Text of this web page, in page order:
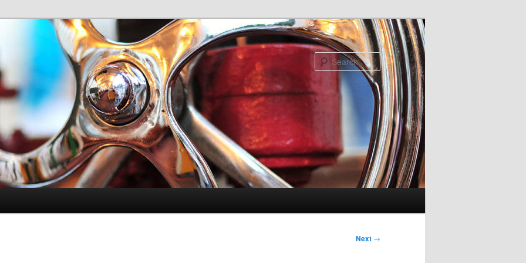
Search
Next →